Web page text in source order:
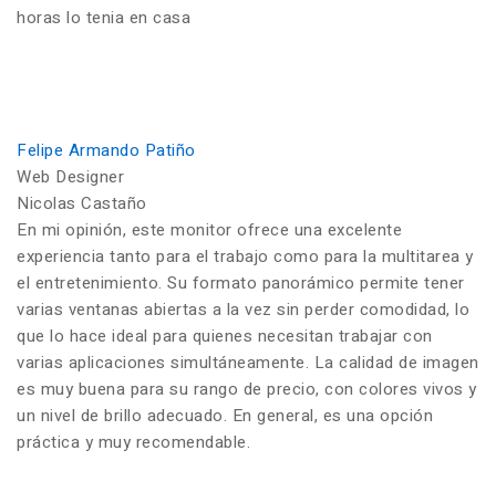
horas lo tenia en casa
Felipe Armando Patiño
Web Designer
Nicolas Castaño
En mi opinión, este monitor ofrece una excelente
experiencia tanto para el trabajo como para la multitarea y
el entretenimiento. Su formato panorámico permite tener
varias ventanas abiertas a la vez sin perder comodidad, lo
que lo hace ideal para quienes necesitan trabajar con
varias aplicaciones simultáneamente. La calidad de imagen
es muy buena para su rango de precio, con colores vivos y
un nivel de brillo adecuado. En general, es una opción
práctica y muy recomendable.